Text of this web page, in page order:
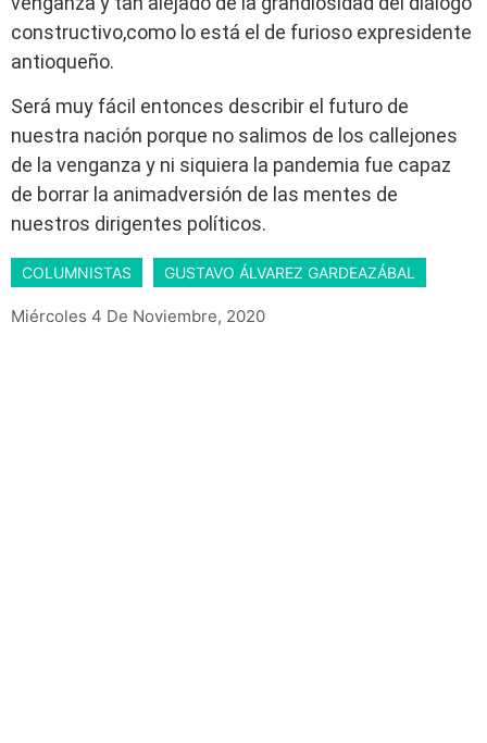
constructivo,como lo está el de furioso expresidente
antioqueño.
Será muy fácil entonces describir el futuro de
nuestra nación porque no salimos de los callejones
de la venganza y ni siquiera la pandemia fue capaz
de borrar la animadversión de las mentes de
nuestros dirigentes políticos.
COLUMNISTAS GUSTAVO ÁLVAREZ GARDEAZÁBAL
Miércoles 4 De Noviembre, 2020